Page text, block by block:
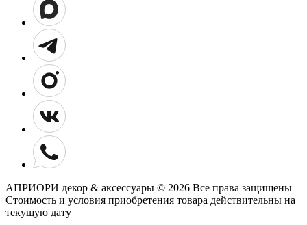
АПРИОРИ декор & аксессуары © 2026 Все права защищены
Cтоимость и условия приобретения товара действительны на
текущую дату